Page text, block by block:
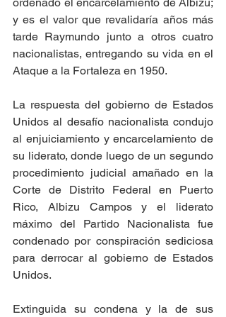
ordenado el encarcelamiento de Albizu;
y es el valor que revalidaría años más
tarde Raymundo junto a otros cuatro
nacionalistas, entregando su vida en el
Ataque a la Fortaleza en 1950.
La respuesta del gobierno de Estados
Unidos al desafío nacionalista condujo
al enjuiciamiento y encarcelamiento de
su liderato, donde luego de un segundo
procedimiento judicial amañado en la
Corte de Distrito Federal en Puerto
Rico, Albizu Campos y el liderato
máximo del Partido Nacionalista fue
condenado por conspiración sediciosa
para derrocar al gobierno de Estados
Unidos.
Extinguida su condena y la de sus